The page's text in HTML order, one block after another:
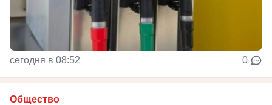
сегодня в 08:52 0
Общество